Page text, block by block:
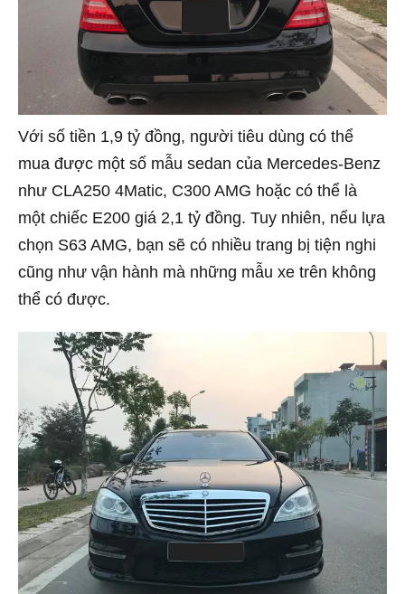
Với số tiền 1,9 tỷ đồng, người tiêu dùng có thể
mua được một số mẫu sedan của Mercedes-Benz
như CLA250 4Matic, C300 AMG hoặc có thể là
một chiếc E200 giá 2,1 tỷ đồng. Tuy nhiên, nếu lựa
chọn S63 AMG, bạn sẽ có nhiều trang bị tiện nghi
cũng như vận hành mà những mẫu xe trên không
thể có được.